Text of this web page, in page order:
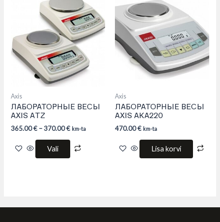
Axis
ЛАБОРАТОРНЫЕ ВЕСЫ
AXIS ATZ
365.00€ –370.00€ km-ta
Vali
product
has
multiple
variants.
The
may
be
chosen
page
Axis
ЛАБОРАТОРНЫЕ ВЕСЫ
AXIS AKA220
470.00€ km-ta
Lisa korvi